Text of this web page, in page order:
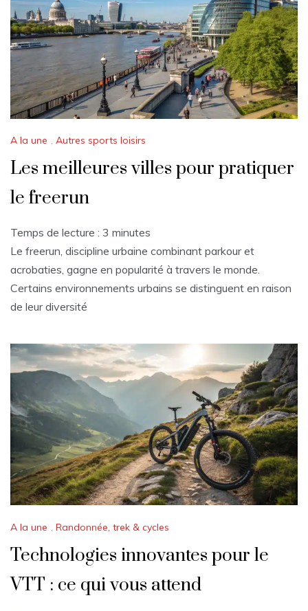
A la une , Autres sports loisirs
Les meilleures villes pour pratiquer
le freerun
Temps de lecture : 3 minutes
Le freerun, discipline urbaine combinant parkour et
acrobaties, gagne en popularité à travers le monde.
Certains environnements urbains se distinguent en raison
de leur diversité
A la une , Randonnée, trek & cycles
Technologies innovantes pour le
VTT : ce qui vous attend